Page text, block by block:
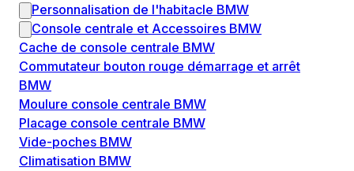
Personnalisation de l'habitacle BMW
Console centrale et Accessoires BMW
Cache de console centrale BMW
Commutateur bouton rouge démarrage et arrêt
BMW
Moulure console centrale BMW
Placage console centrale BMW
Vide-poches BMW
Climatisation BMW